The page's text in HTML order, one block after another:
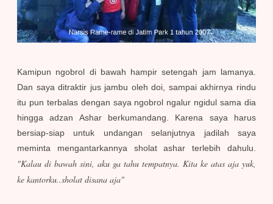
Kamipun ngobrol di bawah hampir setengah jam lamanya.
Dan saya ditraktir jus jambu oleh doi, sampai akhirnya rindu
itu pun terbalas dengan saya ngobrol ngalur ngidul sama dia
hingga adzan Ashar berkumandang. Karena saya harus
bersiap-siap untuk undangan selanjutnya jadilah saya
meminta mengantarkannya sholat ashar terlebih dahulu.
"Kalau di bawah sini, aku ga tahu tempatnya. Kita ke atas aja yuk,
ke kantorku..sholat disana aja"